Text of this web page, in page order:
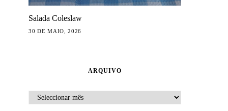
Salada Coleslaw
30 DE MAIO, 2026
ARQUIVO
ARQUIVO